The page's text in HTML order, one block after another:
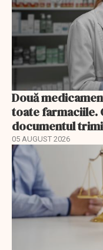
Două
toate farmaciile.
documentul
05 AUGUST 2026